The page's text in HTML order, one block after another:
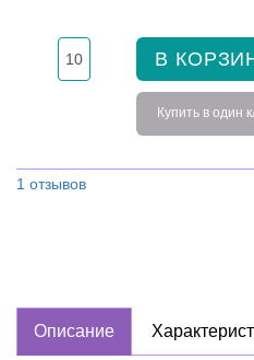
В
Купить в один
1 отзывов
Описание